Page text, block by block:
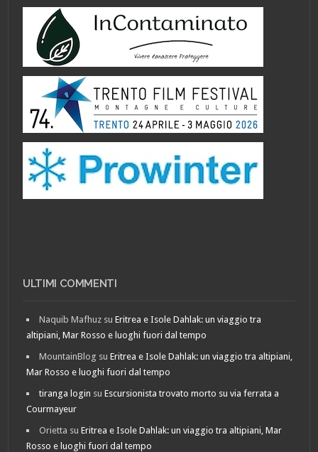
ULTIMI COMMENTI
Naquib Mafhuz suEritrea e Isole Dahlak: un viaggio tra
altipiani, Mar Rosso e luoghi fuori dal tempo
MountainBlog suEritrea e Isole Dahlak: un viaggio tra altipiani,
Mar Rosso e luoghi fuori dal tempo
tiranga login suEscursionista trovato morto su via ferrata a
Courmayeur
Orietta suEritrea e Isole Dahlak: un viaggio tra altipiani, Mar
Rosso e luoghi fuori dal tempo